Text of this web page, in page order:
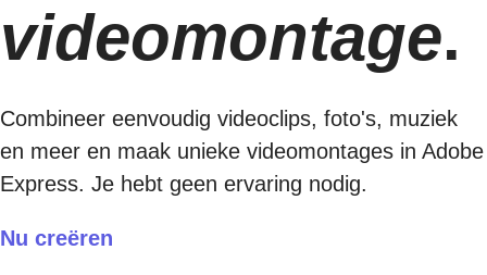
videomontage.
Combineer eenvoudig videoclips, foto's, muziek
en meer en maak unieke videomontages in Adobe
Express. Je hebt geen ervaring nodig.
Nu creëren